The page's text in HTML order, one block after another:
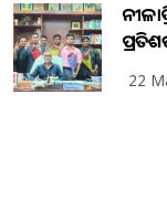
22